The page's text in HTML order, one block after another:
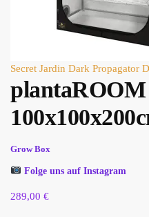
Secret Jardin Dark Propagator
Grow Box
Folge uns auf Instagram
289,00 €